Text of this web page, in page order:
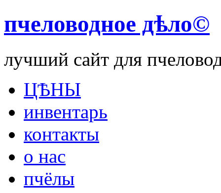
пчеловодное дѣло©
лучший сайт для
ЦѢНЫ
инвентарь
контакты
о нас
пчёлы